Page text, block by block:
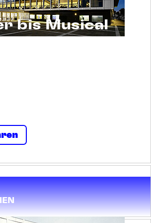
bis Musical